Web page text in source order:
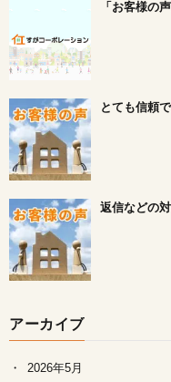
「お客様の
とても信頼
返信などの
アーカイブ
2026年5月